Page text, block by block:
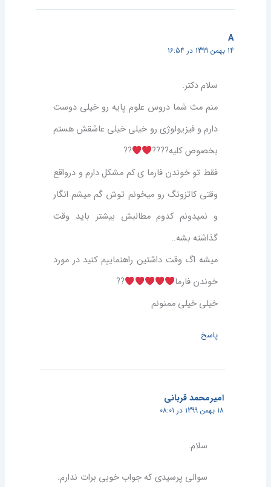
A
14 بهمن 1399 در 16:54
سلام دکتر.
منم مث شما دروس علوم پایه رو خیلی دوست
دارم و فیزیولوژی رو خیلی خیلی عاشقش هستم
بخصوص کلیه????
??
فقط تو خوندن فارما ی کم مشکل دارم و درواقع
وقتی کاتزونگ رو میخونم توش گم میشم انگار
و نمیدونم کدوم مطالبش بیشتر باید وقت
گذاشته بشه..
میشه اگ وقت داشتین راهنماییم کنید در مورد
خوندن فارما
??
خیلی خیلی ممنونم
پاسخ
امیرمحمد قربانی
18 بهمن 1399 در 08:01
سلام.
سوالی پرسیدی که جواب خوبی برات ندارم.